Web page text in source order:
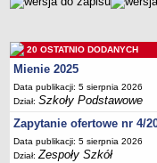
Majątek
Ogłoszenie
Kontrole
Rejestry, ewidencje,
Sprawozdania
20 OSTATNIO DODANYCH
Mienie 2025
Data publikacji: 5 sierpnia 2026
Dział:Szkoły Podstawowe
Zapytanie ofertowe nr 4/
Data publikacji: 5 sierpnia 2026
Dział:Zespoły Szkół